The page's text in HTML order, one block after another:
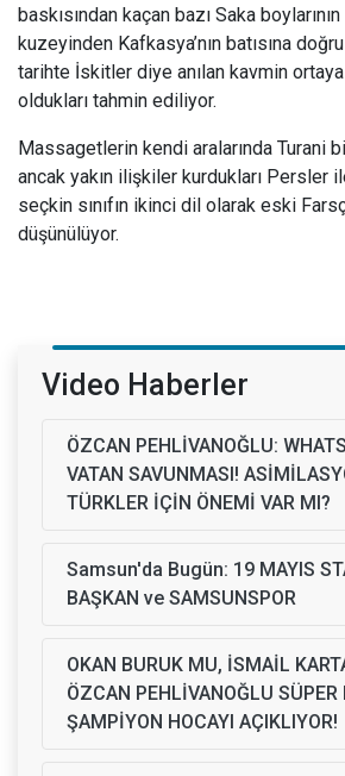
baskısından kaçan bazı Saka
kuzeyinden Kafkasya’nın batısına
tarihte İskitler diye anılan kavmin
oldukları tahmin ediliyor.
Massagetlerin kendi aralarında Turani
ancak yakın ilişkiler kurdukları Persler
seçkin sınıfın ikinci dil olarak eski
düşünülüyor.
Video Haberler
ÖZCAN PEHLİVANOĞLU:
VATAN SAVUNMASI!
TÜRKLER İÇİN ÖNEMİ VAR MI?
Samsun'da Bugün: 19 MAYIS
BAŞKAN ve SAMSUNSPOR
OKAN BURUK MU, İSMAİL
ÖZCAN PEHLİVANOĞLU SÜPER
ŞAMPİYON HOCAYI AÇIKLIYOR!